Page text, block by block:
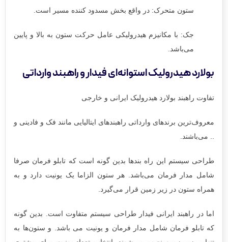
ستون متحرک: در واقع بخش مسدود کننده مسیر است.
جک: با مکانیزم هیدرولیکی عامل حرکت ستون به بالا و پایین
می‌باشد.
بولارد هیدرولیک استوانه‌ای فیدار و راهبند وارداتی
تفاوت راهبند بولارد هیدرولیک ایرانی و خارجی
معروف‌ترین برندهای وارداتی راهبندهای ایتالیایی مانند فک و فادینی و
.. می‌باشند.
طراحی سیستم این راه بندها بدین گونه است که تابلو فرمان صرفا
شامل مدار فرمان می‌باشد. هر ستون الزاما یک یونیت دارد و به
همراه ستون در زیر زمین قرار می‌گیرد.
اما در راهبند ایرانی فیدار طراحی سیستم متفاوت است. بدین گونه
که تابلو فرمان شامل مدار فرمان و یونیت می باشد. و ستون‌ها به